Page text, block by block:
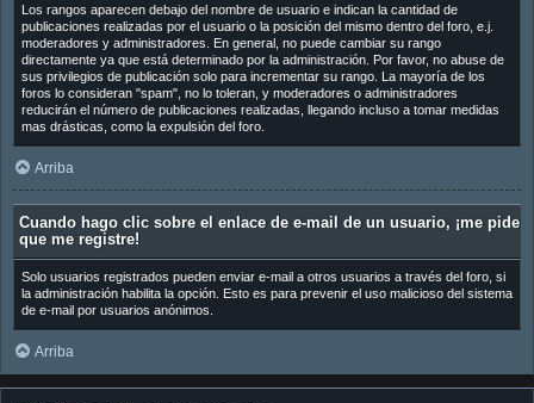
Los rangos aparecen debajo del nombre de usuario e indican la cantidad de
publicaciones realizadas por el usuario o la posición del mismo dentro del foro, e.j.
moderadores y administradores. En general, no puede cambiar su rango
directamente ya que está determinado por la administración. Por favor, no abuse de
sus privilegios de publicación solo para incrementar su rango. La mayoría de los
foros lo consideran "spam", no lo toleran, y moderadores o administradores
reducirán el número de publicaciones realizadas, llegando incluso a tomar medidas
mas drásticas, como la expulsión del foro.
Arriba
Cuando hago clic sobre el enlace de e-mail de un usuario, ¡me pide
que me registre!
Solo usuarios registrados pueden enviar e-mail a otros usuarios a través del foro, si
la administración habilita la opción. Esto es para prevenir el uso malicioso del sistema
de e-mail por usuarios anónimos.
Arriba